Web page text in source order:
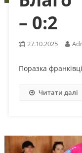
– 0:2
27.10.2025
Поразка
Читати далі